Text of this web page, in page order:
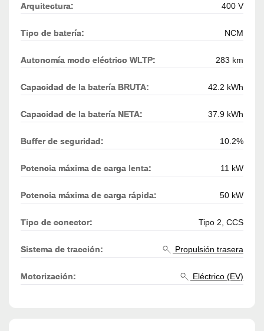
Arquitectura: 400 V
Tipo de batería: NCM
Autonomía modo eléctrico WLTP: 283 km
Capacidad de la batería BRUTA: 42.2 kWh
Capacidad de la batería NETA: 37.9 kWh
Buffer de seguridad: 10.2%
Potencia máxima de carga lenta: 11 kW
Potencia máxima de carga rápida: 50 kW
Tipo de conector: Tipo 2, CCS
Sistema de tracción: Propulsión trasera
Motorización: Eléctrico (EV)